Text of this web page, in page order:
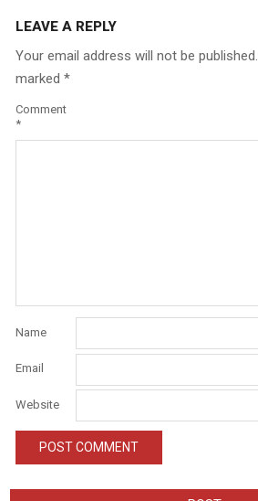
LEAVE A REPLY
Your email address will not be published.
marked *
Comment
*
Name
Email
Website